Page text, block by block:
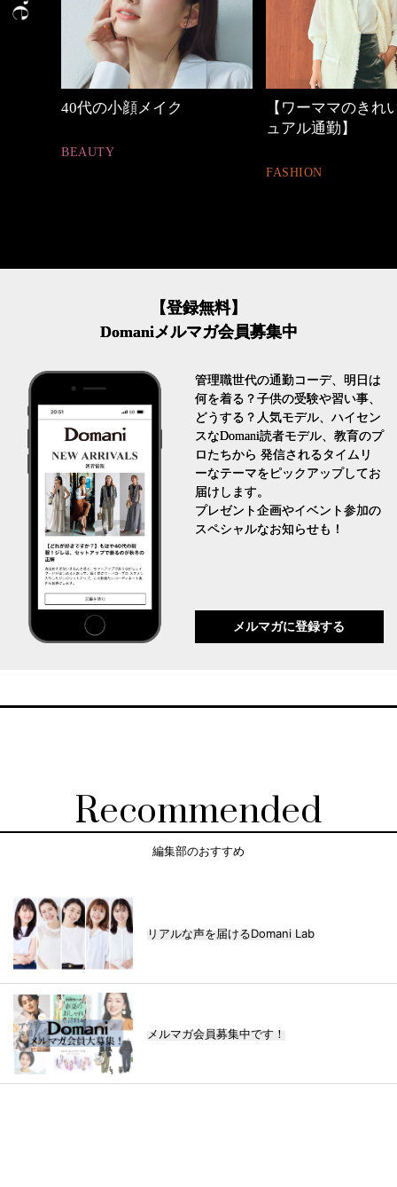
40代の小顔メイク
BEAUTY
【ワーママのきれ
ュアル通勤】
FASHION
【登録無料】
Domaniメルマガ会員募集中
管理職世代の通勤コーデ、明日は
何を着る？子供の受験や習い事、
どうする？人気モデル、ハイセン
スなDomani読者モデル、教育のプ
ロたちから 発信されるタイムリ
ーなテーマをピックアップしてお
届けします。
プレゼント企画やイベント参加の
スペシャルなお知らせも！
メルマガに登録する
Recommended
編集部のおすすめ
リアルな声を届けるDomani Lab
メルマガ会員募集中です！